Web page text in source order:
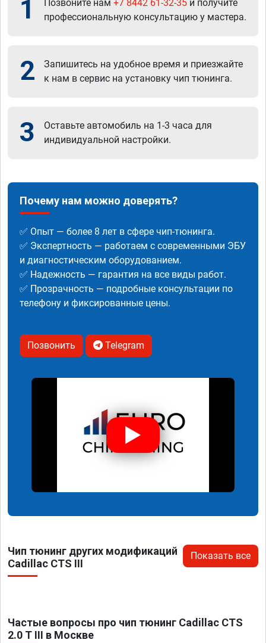
1 Позвоните нам +7 8442 61-32-35 и получите
профессиональную консультацию у мастера.
2
Запишитесь на удобное время и приезжайте
к нам в сервис на установку чип тюнинга.
3
Оставьте автомобиль на 1-3 часа для
индивидуальной настройки.
Почему нам можно доверять?
✅ Опыт — более 8 лет в сфере чип-тюнинга.
✅ Экспертность — работаем с современными ЭБУ
и диагностическим оборудованием.
✅ Надежность — гарантия на все виды работ.
✅ Прозрачность — подробные консультации по
телефону и фиксированные цены.
Позвонить Telegram
Чип тюнинг других модификаций
Cadillac CTS III
Показать все
Частые вопросы про чип тюнинг Cadillac CTS
2.0 T III в Москве